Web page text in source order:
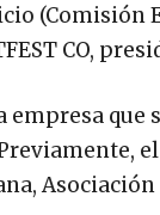
(Comisión
CO,
empresa
Asociación